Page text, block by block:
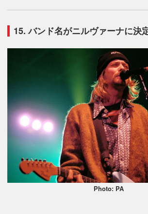
15. バンド名がニルヴァーナに決
Photo: PA